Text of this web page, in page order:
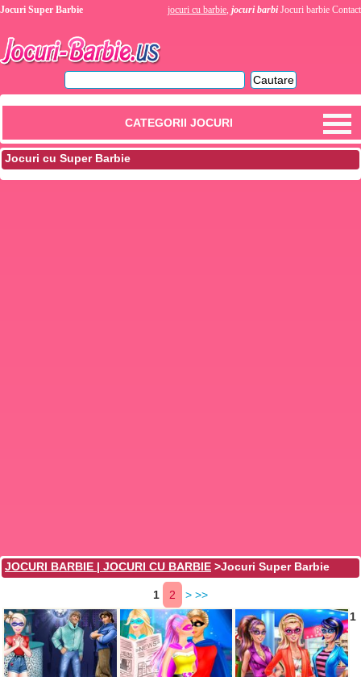
Jocuri Super Barbie jocuri cu barbie, jocuri barbi Jocuri barbie Contact
CATEGORII JOCURI
Jocuri cu Super Barbie
JOCURI BARBIE | JOCURI CU BARBIE >Jocuri Super Barbie
1 2 > >>
1